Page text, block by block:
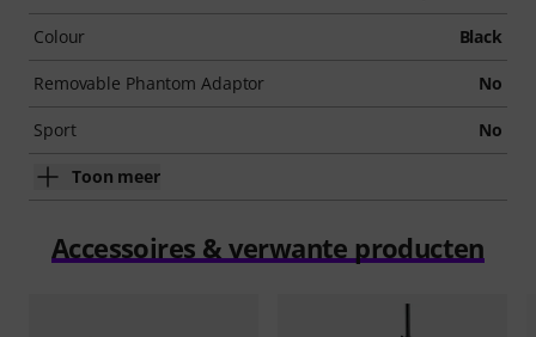
Colour Black
Removable Phantom Adaptor No
Sport No
Toon meer
Accessoires & verwante producten